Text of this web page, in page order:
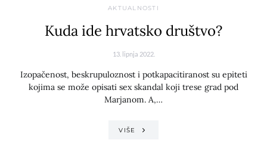
AKTUALNOSTI
Kuda ide hrvatsko društvo?
13. lipnja 2022.
Izopačenost, beskrupuloznost i potkapacitiranost su epiteti
kojima se može opisati sex skandal koji trese grad pod
Marjanom. A,…
VIŠE